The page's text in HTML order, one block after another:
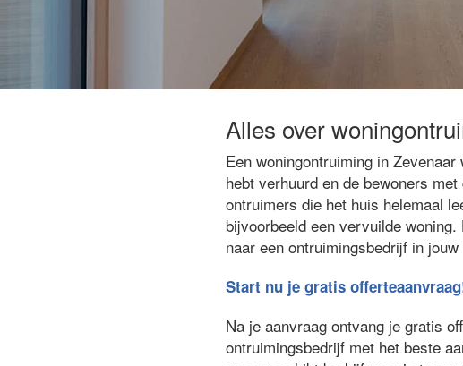
Alles over
Een woningontruiming in
hebt verhuurd en de bewoners
ontruimers die het huis helemaal
bijvoorbeeld een vervuilde
naar een ontruimingsbedrijf in
Start nu je gratis
Na je aanvraag ontvang je gratis
ontruimingsbedrijf met het beste